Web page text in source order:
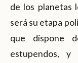
de los planetas
será su etapa
que dispone
estupendos,